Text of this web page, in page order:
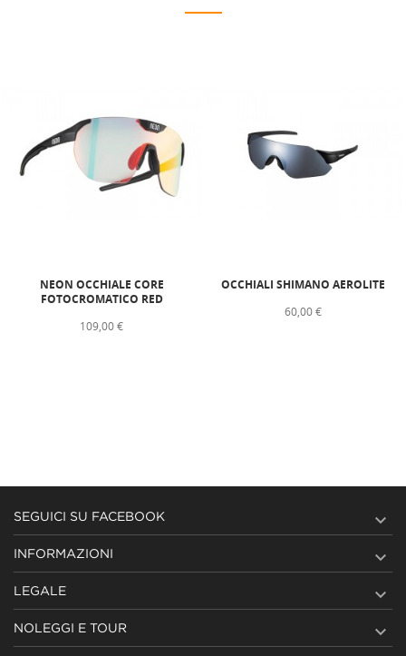
NEON OCCHIALE CORE
FOTOCROMATICO RED
109,00 €
OCCHIALI SHIMANO AEROLITE
60,00 €
SEGUICI SU FACEBOOK 
INFORMAZIONI 
LEGALE 
NOLEGGI E TOUR 